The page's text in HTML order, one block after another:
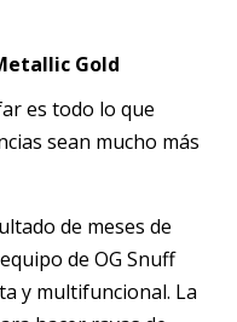
Gold
es todo lo que
sean mucho más
de meses de
de OG Snuff
y multifuncional. La